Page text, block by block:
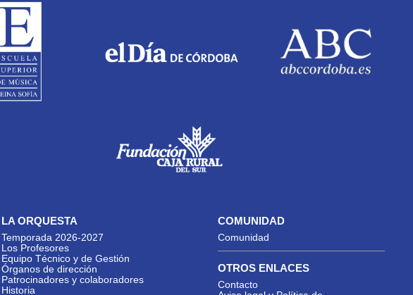
LA ORQUESTA
Temporada 2026-2027
Los Profesores
Equipo Técnico y de Gestión
Órganos de dirección
Patrocinadores y colaboradores
Historia
COMUNIDAD
Comunidad
OTROS ENLACES
Contacto